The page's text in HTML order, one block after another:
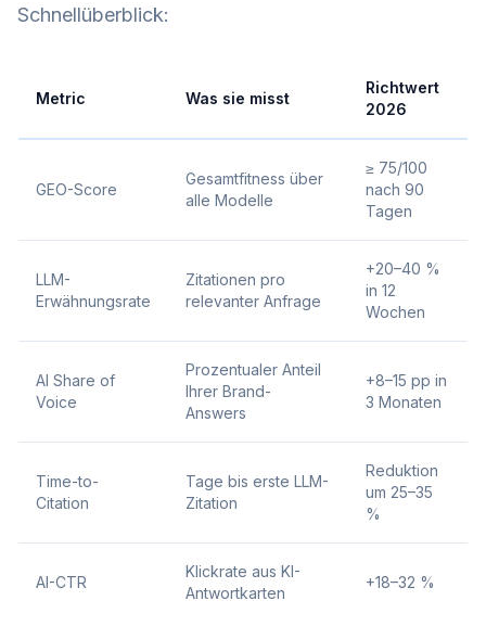
Schnellüberblick:
Metric Was sie misst
Richtwert
2026
GEO-Score
Gesamtfitness über
alle Modelle
≥ 75/100
nach 90
Tagen
LLM-
Erwähnungsrate
Zitationen pro
relevanter Anfrage
+20–40 %
in 12
Wochen
AI Share of
Voice
Prozentualer Anteil
Ihrer Brand-
Answers
+8–15 pp in
3 Monaten
Time-to-
Citation
Tage bis erste LLM-
Zitation
Reduktion
um 25–35
%
AI-CTR
Klickrate aus KI-
Antwortkarten
+18–32 %